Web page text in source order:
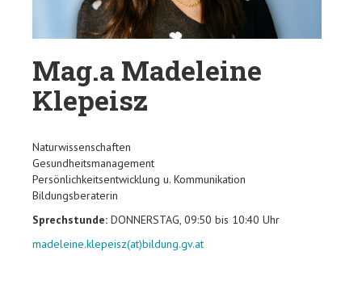
Mag.a Madeleine
Klepeisz
Naturwissenschaften
Gesundheitsmanagement
Persönlichkeitsentwicklung u. Kommunikation
Bildungsberaterin
Sprechstunde: DONNERSTAG, 09:50 bis 10:40 Uhr
madeleine.klepeisz(at)bildung.gv.at